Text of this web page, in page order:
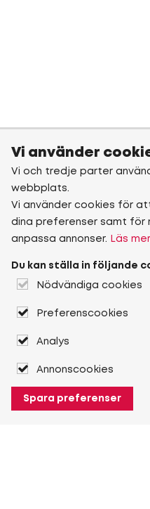
Vi använder
Vi och tredje parter
webbplats.
Vi använder cookies för
dina preferenser samt för
anpassa annonser.
Läs
Du kan ställa in följande
Nödvändiga cookies
Preferenscookies
Analys
Annonscookies
Spara preferenser